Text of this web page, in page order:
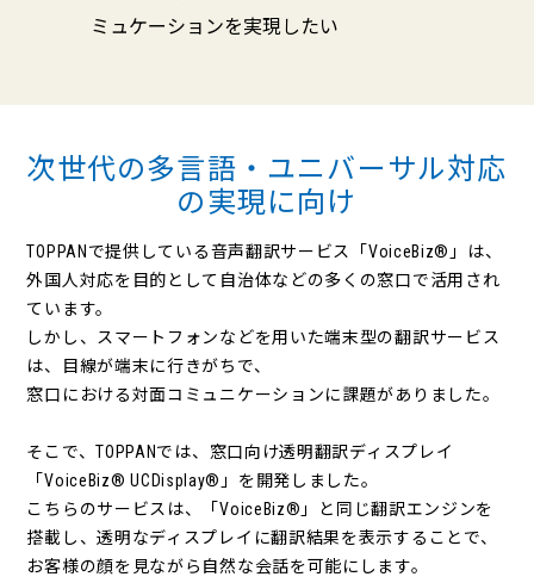
ミュケーションを実現したい
次世代の多言語・ユニバーサル対応
の実現に向け
TOPPANで提供している音声翻訳サービス「VoiceBiz®」は、
外国人対応を目的として自治体などの多くの窓口で活用され
ています。
しかし、スマートフォンなどを用いた端末型の翻訳サービス
は、目線が端末に行きがちで、
窓口における対面コミュニケーションに課題がありました。
そこで、TOPPANでは、窓口向け透明翻訳ディスプレイ
「VoiceBiz® UCDisplay®」を開発しました。
こちらのサービスは、「VoiceBiz®」と同じ翻訳エンジンを
搭載し、透明なディスプレイに翻訳結果を表示することで、
お客様の顔を見ながら自然な会話を可能にします。